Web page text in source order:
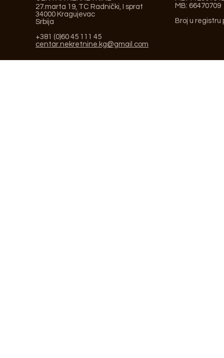
27.marta 19, TC Radnički, I sprat
34000 Kragujevac
Srbija
+381 (0)60 45 111 45
centar.nekretnine.kg@gmail.com
MB: 66470709
Broj u registru